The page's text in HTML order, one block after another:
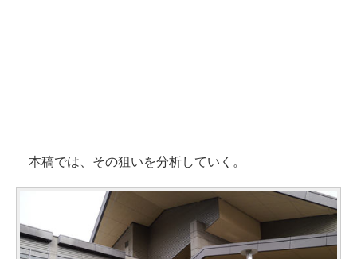
本稿では、その狙いを分析していく。